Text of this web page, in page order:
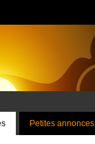
Petites annonces